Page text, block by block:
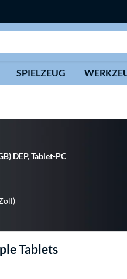
SPIELZEUG
DEP, Tablet-PC
Tablets